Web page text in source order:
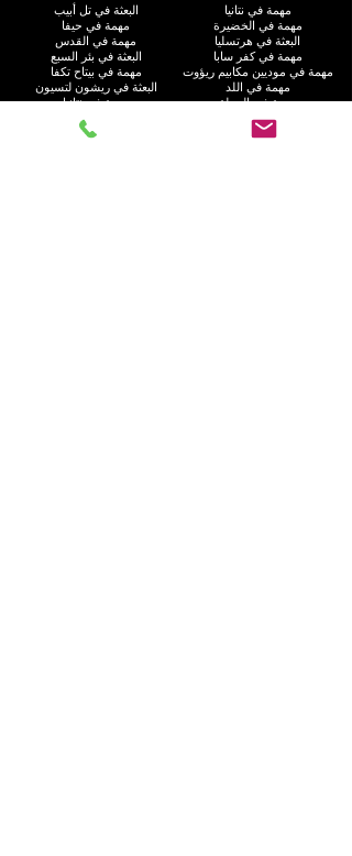
مهمة في نتانيا
مهمة في الخضيرة
البعثة في هرتسليا
مهمة في كفر سابا
مهمة في موديين مكابيم ريؤوت
البعثة في تل أبيب
مهمة في حيفا
مهمة في القدس
البعثة في بئر السبع
مهمة في بيتاح تكفا
مهمة في اللد
مهمة في الرملة
مهمة في الناصرة
البعثة في رعنانا
البعثة في ريشون لتسيون
مهمة في نتانيا
مهمة في أشدود
مهمة في بني براك